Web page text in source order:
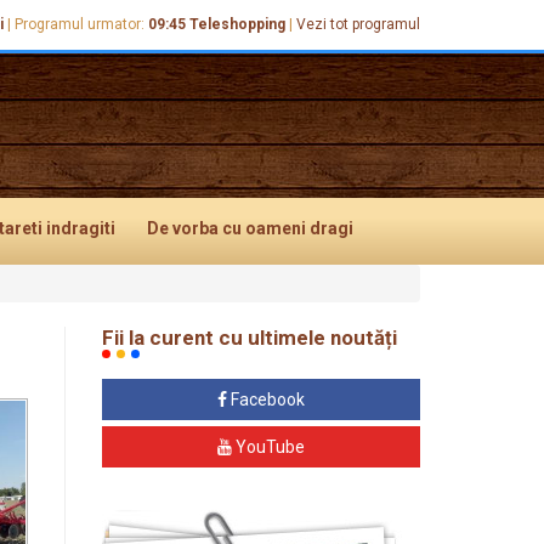
Programul urmator: 09:45 Teleshopping Vezi tot programul
indragiti De vorba cu oameni dragi
Fii la curent cu ultimele noutăți
Facebook
YouTube